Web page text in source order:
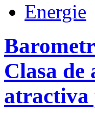
Energie
Clasa de
atractiva